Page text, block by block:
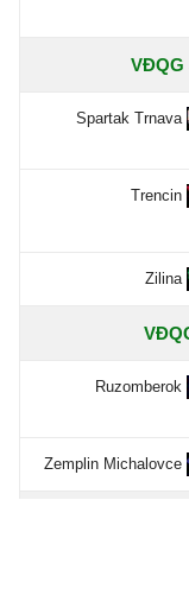
VĐQG
Spartak Trnava
Trencin
Zilina
Ruzomberok
Zemplin Michalovce